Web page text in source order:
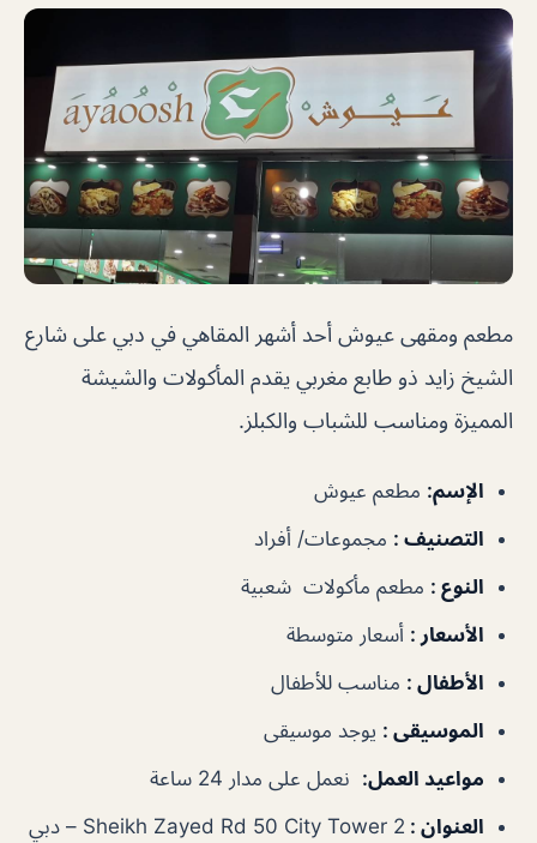
مطعم ومقهى عيوش أحد أشهر المقاهي في دبي على شارع
الشيخ زايد ذو طابع مغربي يقدم المأكولات والشيشة
المميزة ومناسب للشباب والكبلز.
الإسم: مطعم عيوش
التصنيف : مجموعات/ أفراد
النوع : مطعم مأكولات شعبية
الأسعار : أسعار متوسطة
الأطفال : مناسب للأطفال
الموسيقى : يوجد موسيقى
مواعيد العمل: نعمل على مدار 24 ساعة
العنوان :
Sheikh Zayed Rd 50 City Tower 2 – دبي